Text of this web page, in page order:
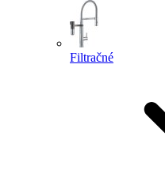
Filtračné